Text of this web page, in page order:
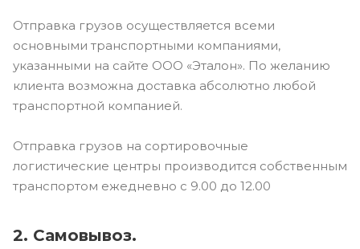
Отправка грузов осуществляется всеми
основными транспортными компаниями,
указанными на сайте ООО «Эталон». По желанию
клиента возможна доставка абсолютно любой
транспортной компанией.
Отправка грузов на сортировочные
логистические центры производится собственным
транспортом ежедневно с 9.00 до 12.00
2. Самовывоз.